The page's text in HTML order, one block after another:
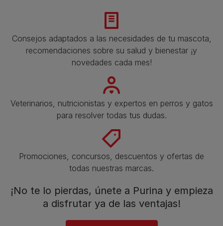
Consejos adaptados a las necesidades de tu mascota,
recomendaciones sobre su salud y bienestar ¡y
novedades cada mes!
Veterinarios, nutricionistas y expertos en perros y gatos
para resolver todas tus dudas.​
Promociones, concursos, descuentos y ofertas de
todas nuestras marcas.​
¡No te lo pierdas, únete a Purina y empieza
a disfrutar ya de las ventajas!​